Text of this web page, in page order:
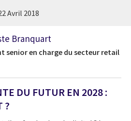
Avril 2018
Branquart
senior en charge du secteur retail
DU FUTUR EN 2028 :
?